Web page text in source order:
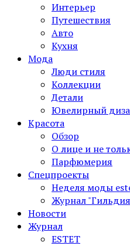
Интерьер
Путешествия
Авто
Кухня
Мода
Люди стиля
Коллекции
Детали
Ювелирный
Красота
Обзор
О лице и не
Парфюмерия
Спецпроекты
Неделя моды
Журнал
Новости
Журнал
ESTET